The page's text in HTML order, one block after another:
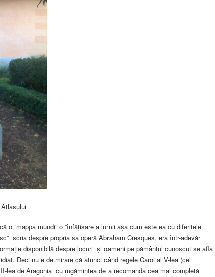
o ”mappa mundi” o ”înfățișare a lumii așa cum este ea cu diferitele
scria despre propria sa operă Abraham Cresques, era într-adevăr
disponibilă despre locuri și oameni pe pământul cunoscut se afla
Deci nu e de mirare că atunci când regele Carol al V-lea (cel
lea de Aragonia cu rugămintea de a recomanda cea mai completă